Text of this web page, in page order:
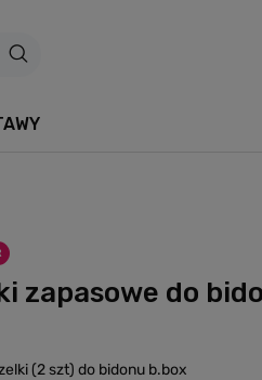
zapasowe do
(2 szt) do bidonu b.box